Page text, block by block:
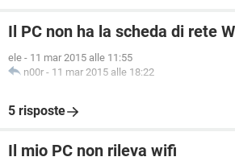
Il PC non ha la scheda di rete
ele - 11 mar 2015 alle 11:55
n00r - 11 mar 2015 alle 18:22
5 risposte
Il mio PC non rileva wifi